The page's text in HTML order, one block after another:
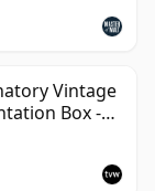
Vintage
Box -